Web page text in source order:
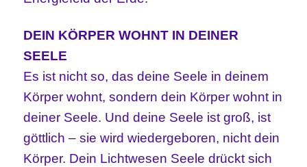
DEIN KÖRPER WOHNT IN DEINER
SEELE
Es ist nicht so, das deine Seele in deinem
Körper wohnt, sondern dein Körper wohnt in
deiner Seele. Und deine Seele ist groß, ist
göttlich – sie wird wiedergeboren, nicht dein
Körper. Dein Lichtwesen Seele drückt sich